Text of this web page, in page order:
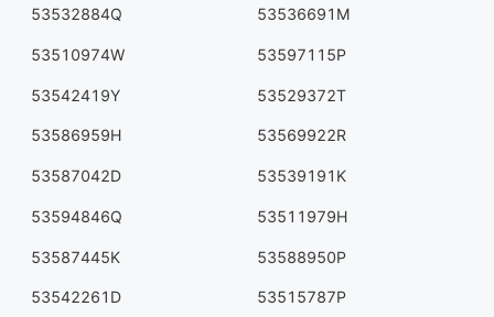
53532884Q 53536691M
53510974W 53597115P
53542419Y 53529372T
53586959H 53569922R
53587042D 53539191K
53594846Q 53511979H
53587445K 53588950P
53542261D 53515787P